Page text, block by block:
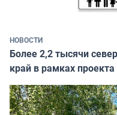
НОВОСТИ
Более 2,2 тысячи
край в рамках